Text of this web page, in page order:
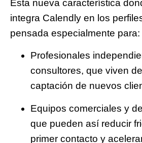
Esta nueva característica
integra Calendly en los
pensada especialmente para:
Profesionales
consultores, que viven
captación de nuevos
Equipos comerciales y
que pueden así reducir
primer contacto y